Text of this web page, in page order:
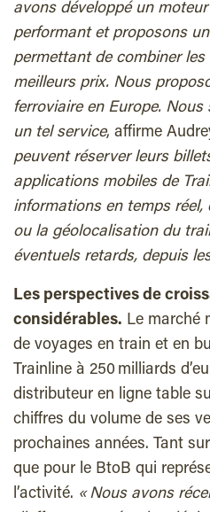
avons développé un
performant et proposons
permettant de combiner
meilleurs prix. Nous
ferroviaire en Europe.
un tel service, affirme
peuvent réserver leurs
applications mobiles de
informations en temps réel,
ou la géolocalisation du
éventuels retards, depuis
Les perspectives de
considérables. Le marché
de voyages en train et en
Trainline à 250 milliards
distributeur en ligne table
chiffres du volume de ses
prochaines années. Tant
que pour le BtoB qui
l’activité. « Nous avons